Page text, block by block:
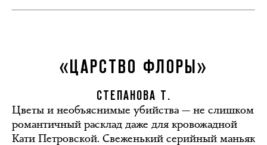
«ЦАРСТВО ФЛОРЫ»
СТЕПАНОВА Т.
Цветы и необъяснимые убийства — не слишком
романтичный расклад даже для кровожадной
Кати Петровской. Свеженький серийный маньяк